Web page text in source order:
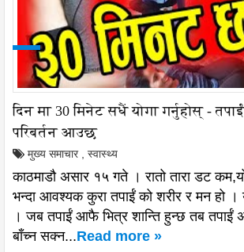
दिन मा 30 मिनेट सधैं योगा गर्नुहोस् -
परिबर्तन आउछ
मुख्य समाचार स्वास्थ्य
काठमाडौ असार १५ गते । रातो तारा डट
भन्दा आवश्यक कुरा तपाईं को शरीर र मन हो ।
। जब तपाईं आफै भित्र शान्ति हुन्छ तब तपाईं
बाँच्न सक्न...Read more »